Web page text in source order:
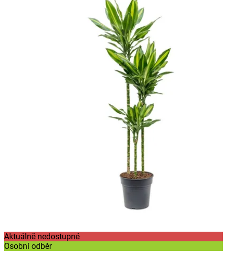
Aktuálně nedostupné
Osobní odběr